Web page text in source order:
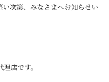
次第、みなさまへお知らせい
店です。